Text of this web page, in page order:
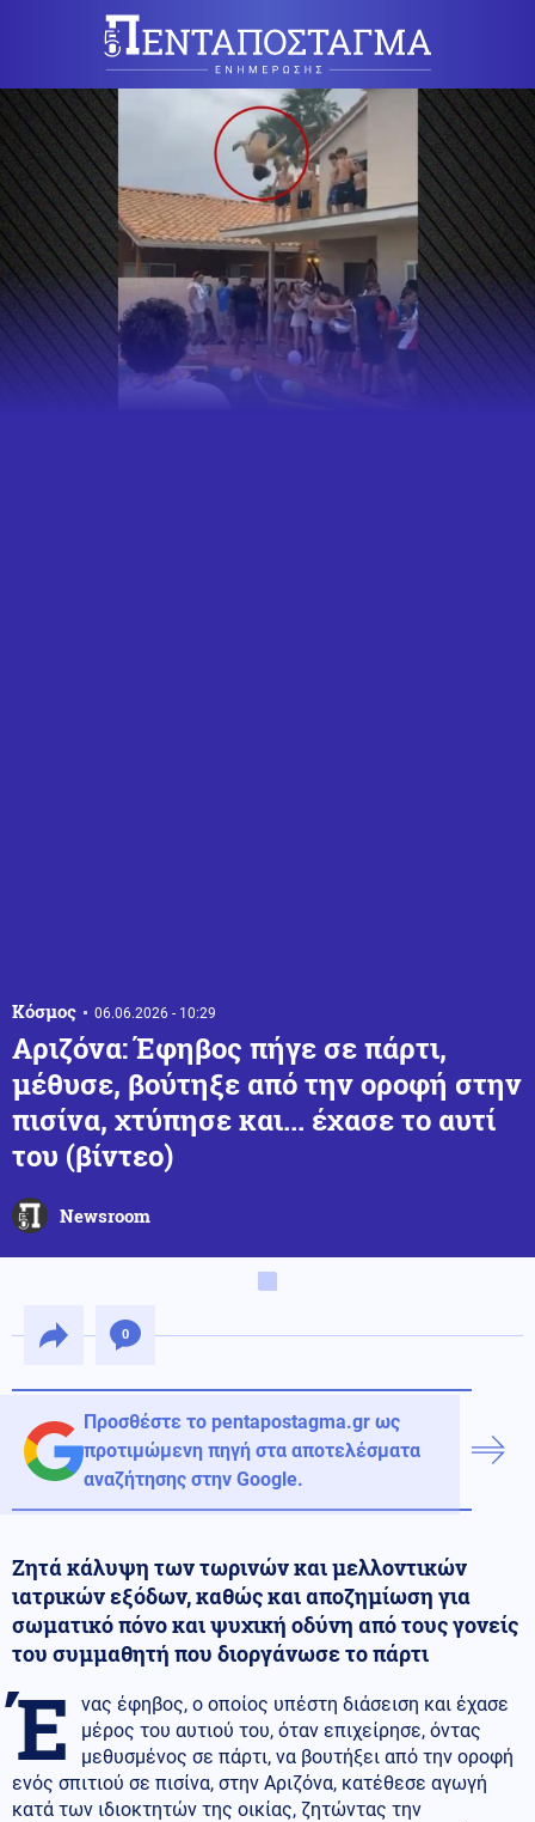
Κόσμος 06.06.2026 - 10:29
Αριζόνα: Έφηβος πήγε σε πάρτι,
μέθυσε, βούτηξε από την οροφή στην
πισίνα, χτύπησε και... έχασε το αυτί
του (βίντεο)
Newsroom
0
Προσθέστε το pentapostagma.gr ως
προτιμώμενη πηγή στα αποτελέσματα
αναζήτησης στην Google.
Ζητά κάλυψη των τωρινών και μελλοντικών
ιατρικών εξόδων, καθώς και αποζημίωση για
σωματικό πόνο και ψυχική οδύνη από τους γονείς
του συμμαθητή που διοργάνωσε το πάρτι
Έ
νας έφηβος, ο οποίος υπέστη διάσειση και έχασε
μέρος του αυτιού του, όταν επιχείρησε, όντας
μεθυσμένος σε πάρτι, να βουτήξει από την οροφή
ενός σπιτιού σε πισίνα, στην Αριζόνα, κατέθεσε αγωγή
κατά των ιδιοκτητών της οικίας, ζητώντας την